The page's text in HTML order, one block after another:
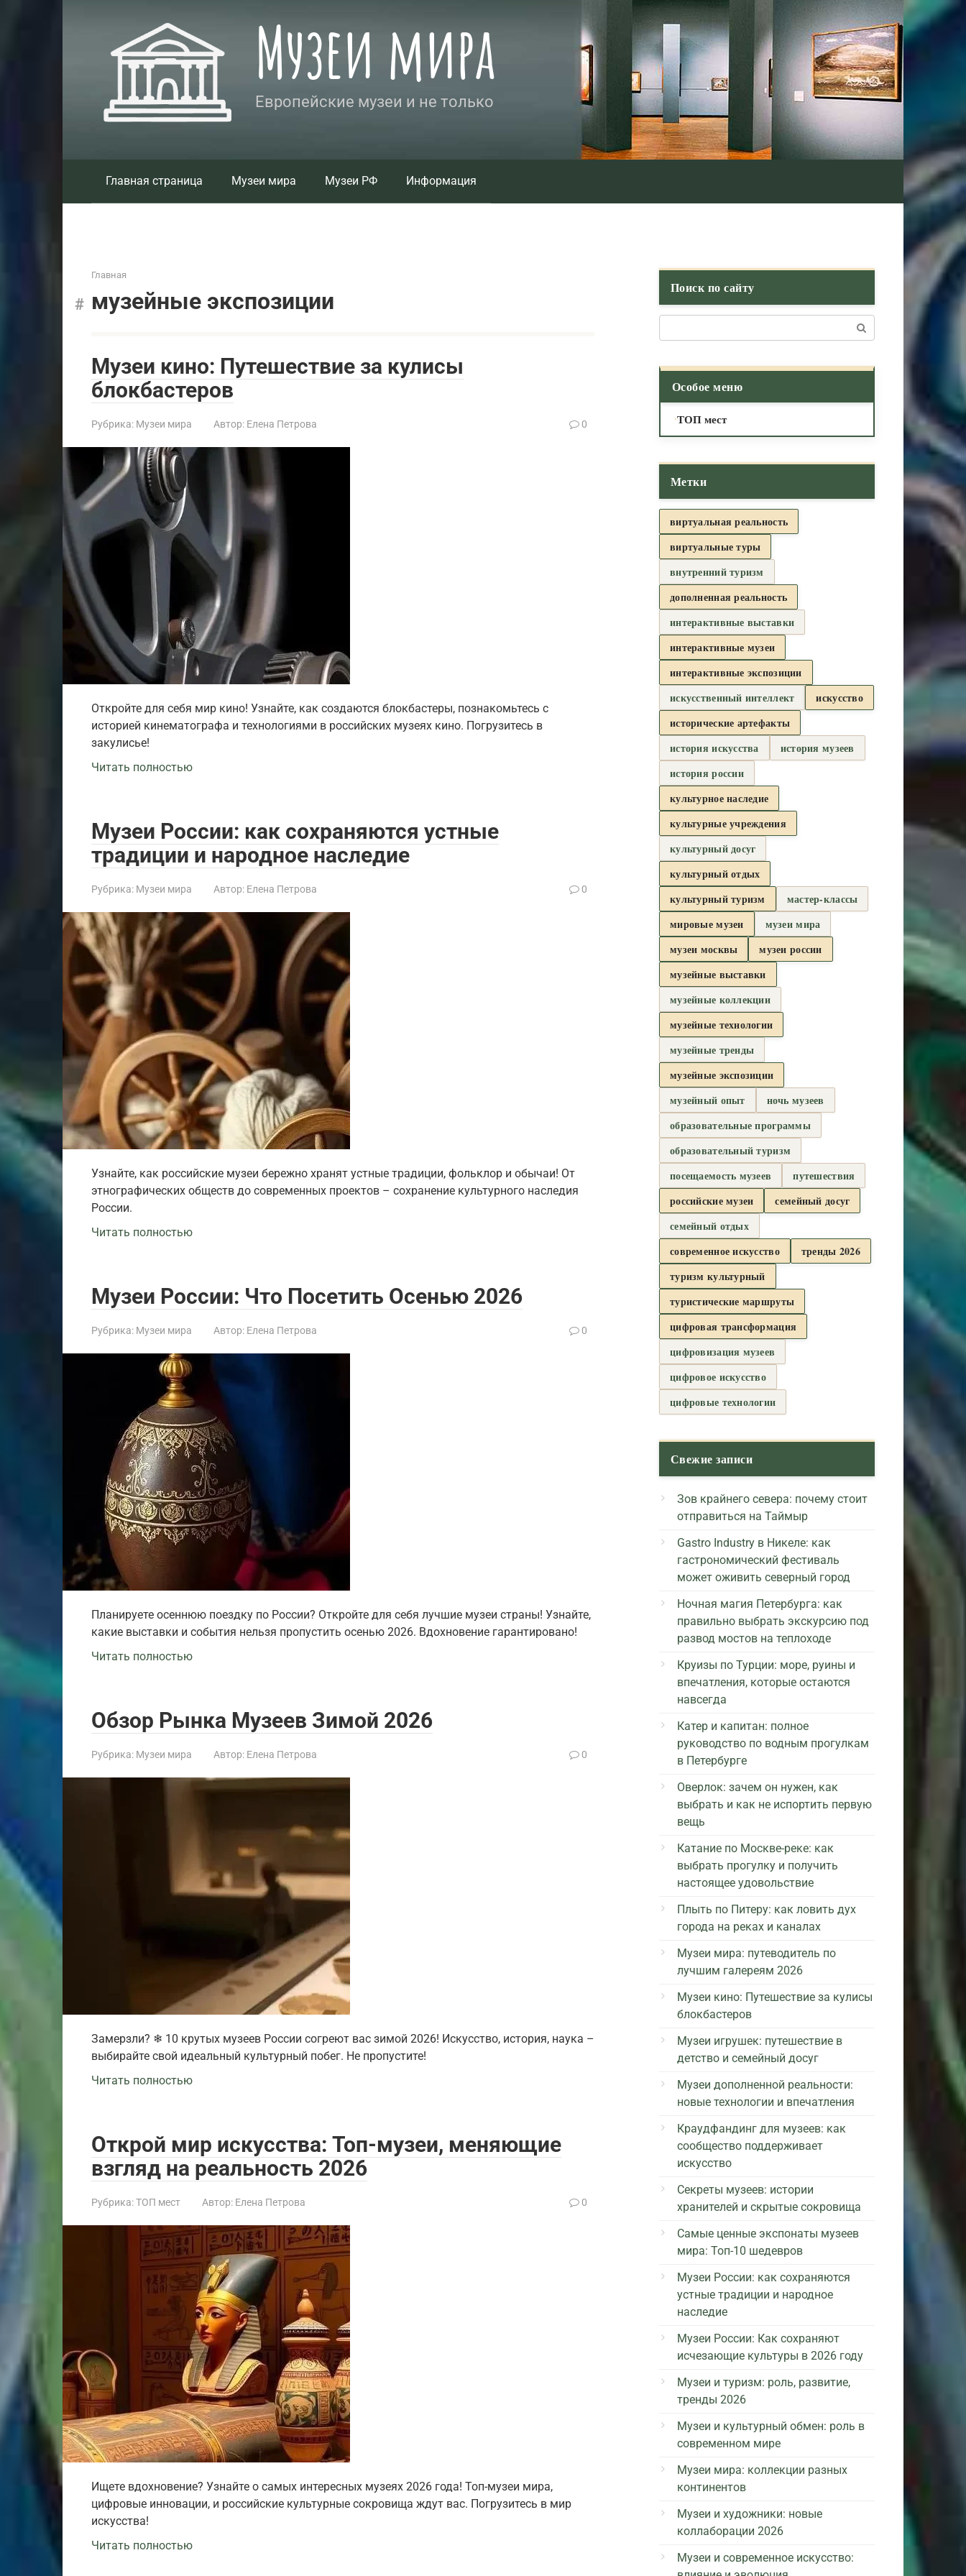
Музеи мира
Европейские музеи и не только
Главная страница Музеи мира Музеи РФ Информация
Главная
музейные экспозиции
Музеи кино: Путешествие за кулисы
блокбастеров
Рубрика: Музеи мира Автор: Елена Петрова 0
Откройте для себя мир кино! Узнайте, как создаются блокбастеры, познакомьтесь с
историей кинематографа и технологиями в российских музеях кино. Погрузитесь в
закулисье!
Читать полностью
Музеи России: как сохраняются устные
традиции и народное наследие
Рубрика: Музеи мира Автор: Елена Петрова 0
Узнайте, как российские музеи бережно хранят устные традиции, фольклор и обычаи! От
этнографических обществ до современных проектов – сохранение культурного наследия
России.
Читать полностью
Музеи России: Что Посетить Осенью 2026
Рубрика: Музеи мира Автор: Елена Петрова 0
Планируете осеннюю поездку по России? Откройте для себя лучшие музеи страны! Узнайте,
какие выставки и события нельзя пропустить осенью 2026. Вдохновение гарантировано!
Читать полностью
Обзор Рынка Музеев Зимой 2026
Рубрика: Музеи мира Автор: Елена Петрова 0
Замерзли? ❄ 10 крутых музеев России согреют вас зимой 2026! Искусство, история, наука –
выбирайте свой идеальный культурный побег. Не пропустите!
Читать полностью
Открой мир искусства: Топ-музеи, меняющие
взгляд на реальность 2026
Рубрика:ТОП мест Автор: Елена Петрова 0
Ищете вдохновение? Узнайте о самых интересных музеях 2026 года! Топ-музеи мира,
цифровые инновации, и российские культурные сокровища ждут вас. Погрузитесь в мир
искусства!
Читать полностью
Поиск по сайту
Особое меню
ТОП мест
Метки
виртуальная реальность
виртуальные туры
внутренний туризм
дополненная реальность
интерактивные выставки
интерактивные музеи
интерактивные экспозиции
искусственный интеллект
искусство
исторические артефакты
история искусства
история музеев
история россии
культурное наследие
культурные учреждения
культурный досуг
культурный отдых
культурный туризм
мастер-классы
мировые музеи
музеи мира
музеи москвы
музеи россии
музейные выставки
музейные коллекции
музейные технологии
музейные тренды
музейные экспозиции
музейный опыт
ночь музеев
образовательные программы
образовательный туризм
посещаемость музеев
путешествия
российские музеи
семейный досуг
семейный отдых
современное искусство
тренды 2026
туризм культурный
туристические маршруты
цифровая трансформация
цифровизация музеев
цифровое искусство
цифровые технологии
Свежие записи
Зов крайнего севера: почему стоит
отправиться на Таймыр
Gastro Industry в Никеле: как
гастрономический фестиваль
может оживить северный город
Ночная магия Петербурга: как
правильно выбрать экскурсию под
развод мостов на теплоходе
Круизы по Турции: море, руины и
впечатления, которые остаются
навсегда
Катер и капитан: полное
руководство по водным прогулкам
в Петербурге
Оверлок: зачем он нужен, как
выбрать и как не испортить первую
вещь
Катание по Москве-реке: как
выбрать прогулку и получить
настоящее удовольствие
Плыть по Питеру: как ловить дух
города на реках и каналах
Музеи мира: путеводитель по
лучшим галереям 2026
Музеи кино: Путешествие за кулисы
блокбастеров
Музеи игрушек: путешествие в
детство и семейный досуг
Музеи дополненной реальности:
новые технологии и впечатления
Краудфандинг для музеев: как
сообщество поддерживает
искусство
Секреты музеев: истории
хранителей и скрытые сокровища
Самые ценные экспонаты музеев
мира: Топ-10 шедевров
Музеи России: как сохраняются
устные традиции и народное
наследие
Музеи России: Как сохраняют
исчезающие культуры в 2026 году
Музеи и туризм: роль, развитие,
тренды 2026
Музеи и культурный обмен: роль в
современном мире
Музеи мира: коллекции разных
континентов
Музеи и художники: новые
коллаборации 2026
Музеи и современное искусство: